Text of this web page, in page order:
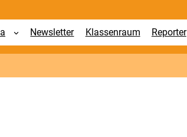
Newsletter Klassenraum Reporter